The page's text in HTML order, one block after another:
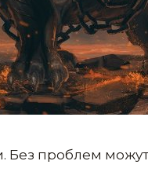
Без проблем